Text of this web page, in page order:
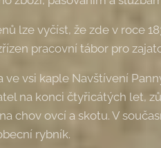
lze vyčíst, že zde v roce
pracovní tábor pro
ve vsi kaple Navštívení
na konci čtyřicátých let,
chov ovcí a skotu. V
rybník.